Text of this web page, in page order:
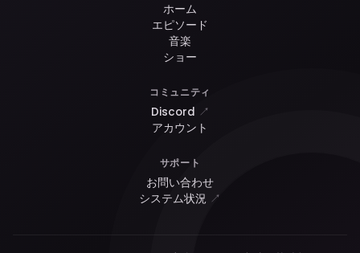
ホーム
エピソード
音楽
ショー
コミュニティ
Discord ↗
アカウント
サポート
お問い合わせ
システム状況 ↗